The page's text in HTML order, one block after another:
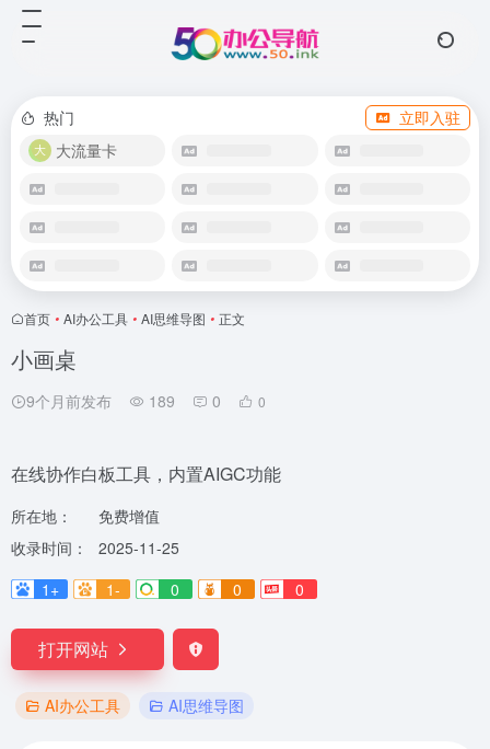
热门
立即入驻
大流量卡
首页 • AI办公工具 • AI思维导图 • 正文
小画桌
9个月前发布 189 0 0
在线协作白板工具，内置AIGC功能
所在地：
免费增值
收录时间：
2025-11-25
1+
1- 0 0 0
打开网站
AI办公工具 AI思维导图